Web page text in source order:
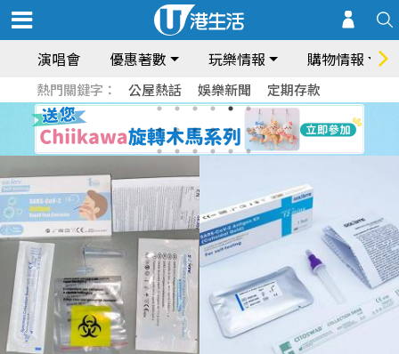
演唱會 優惠著數 玩樂情報 購物情報
熱門關鍵字： 公屋熱話 娛樂新聞 定期存款